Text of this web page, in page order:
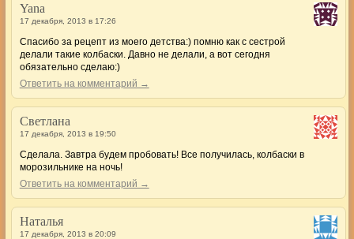
Yana
17 декабря, 2013 в 17:26
Спасибо за рецепт из моего детства:) помню как с сестрой
делали такие колбаски. Давно не делали, а вот сегодня
обязательно сделаю:)
Ответить на комментарий →
Светлана
17 декабря, 2013 в 19:50
Сделала. Завтра будем пробовать! Все получилась, колбаски в
морозильнике на ночь!
Ответить на комментарий →
Наталья
17 декабря, 2013 в 20:09